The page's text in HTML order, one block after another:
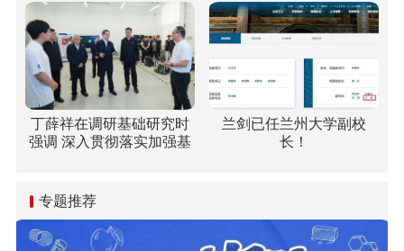
丁薛祥在调研基础研究时
强调 深入贯彻落实加强基
新能力
兰剑已任兰州大学副校
长！
专题推荐